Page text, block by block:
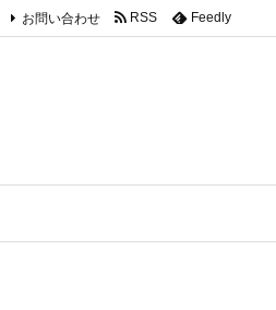
お問い合わせ RSS Feedly